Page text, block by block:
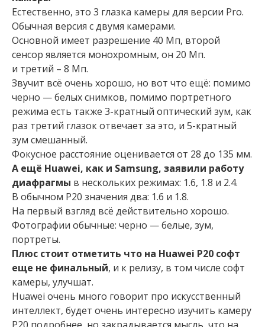
Естественно, это 3 глазка камеры для версии Pro.
Обычная версия с двумя камерами.
Основной имеет разрешение 40 Мп, второй
сенсор является монохромным, он 20 Мп.
и третий – 8 Мп.
Звучит всё очень хорошо, но вот что ещё: помимо
черно — белых снимков, помимо портретного
режима есть также 3-кратный оптический зум, как
раз третий глазок отвечает за это, и 5-кратный
зум смешанный.
Фокусное расстояние оценивается от 28 до 135 мм.
А ещё Huawei, как и Samsung, заявили работу
диафрагмы в нескольких режимах: 1.6, 1.8 и 2.4.
В обычном P20 значения два: 1.6 и 1.8.
На первый взгляд всё действительно хорошо.
Фотографии обычные: черно — белые, зум,
портреты.
Плюс стоит отметить что на Huawei P20 софт
еще не финальный, и к релизу, в том числе софт
камеры, улучшат.
Huawei очень много говорит про искусственный
интеллект, будет очень интересно изучить камеру